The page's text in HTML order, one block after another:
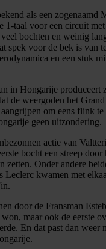
als een zogenaamd
1-taal voor een circuit met
bochten en weinig
spek voor de bek is van
en een stuk
in Hongarije produceert
de weergoden het
om eens flink te
geen uitzondering.
actie van
bocht een streep
zetten. Onder andere
Leclerc kwamen met
door de Fransman
won, maar ook de eerste
En dat past dan weer